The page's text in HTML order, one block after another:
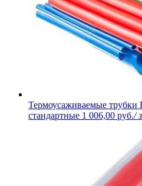
Термоусаживаемые трубки
стандартные 1 006,00 руб./